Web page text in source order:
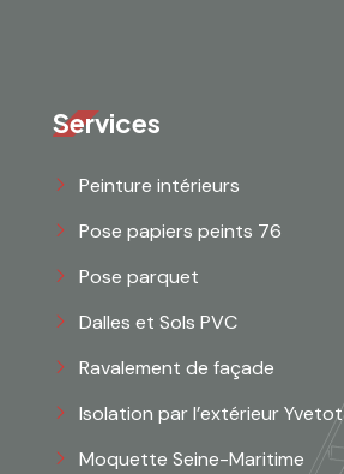
Services
Peinture intérieurs
Pose papiers peints 76
Pose parquet
Dalles et Sols PVC
Ravalement de façade
Isolation par l’extérieur Yvetot
Moquette Seine-Maritime